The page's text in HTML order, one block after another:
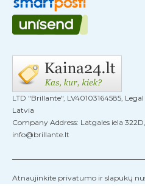
LTD "Brillante", LV40103164585, Legal
Latvia
Company Address: Latgales iela
info@brillante.lt
Atnaujinkite privatumo ir slapukų